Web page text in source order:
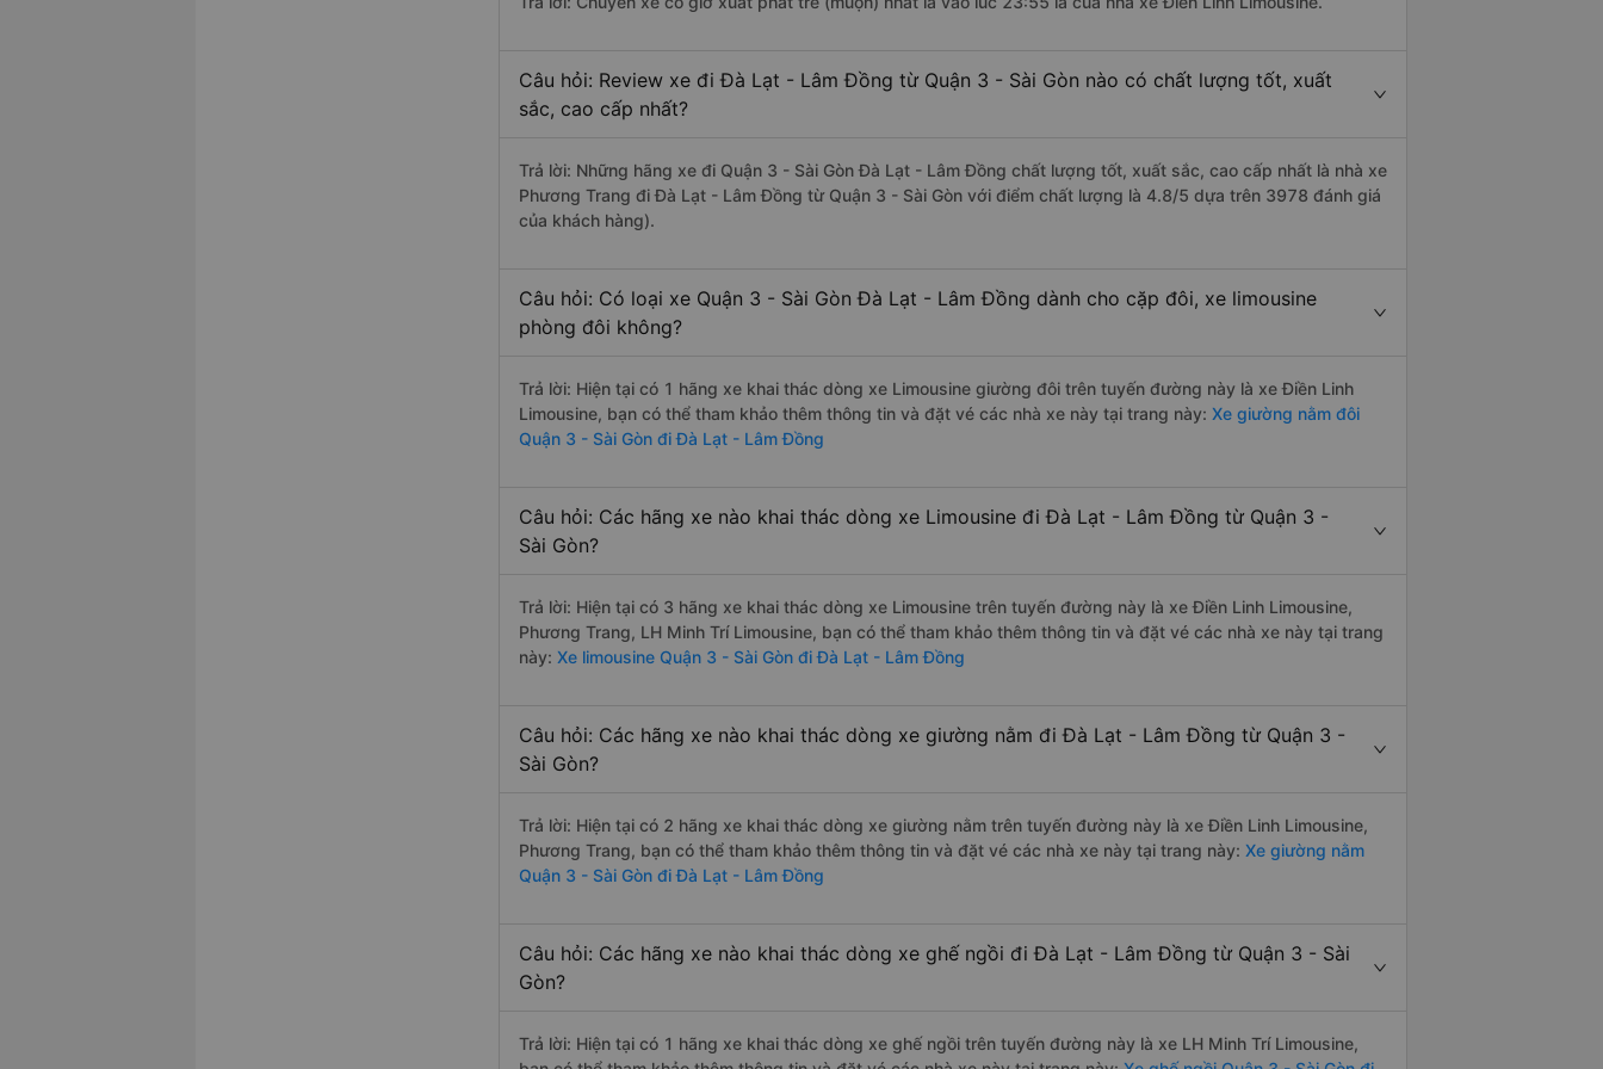
Câu hỏi: Review xe đi Đà Lạt - Lâm Đồng từ Quận 3 - Sài Gòn nào có chất lượng tốt, xuất
sắc, cao cấp nhất?
Trả lời: Những hãng xe đi Quận 3 - Sài Gòn Đà Lạt - Lâm Đồng chất lượng tốt, xuất sắc, cao cấp nhất là nhà xe
Phương Trang đi Đà Lạt - Lâm Đồng từ Quận 3 - Sài Gòn với điểm chất lượng là 4.8/5 dựa trên 3978 đánh giá
của khách hàng).
Câu hỏi: Có loại xe Quận 3 - Sài Gòn Đà Lạt - Lâm Đồng dành cho cặp đôi, xe limousine
phòng đôi không?
Trả lời: Hiện tại có 1 hãng xe khai thác dòng xe Limousine giường đôi trên tuyến đường này là xe Điền Linh
Limousine, bạn có thể tham khảo thêm thông tin và đặt vé các nhà xe này tại trang này: Xe giường nằm đôi
Quận 3 - Sài Gòn đi Đà Lạt - Lâm Đồng
Câu hỏi: Các hãng xe nào khai thác dòng xe Limousine đi Đà Lạt - Lâm Đồng từ Quận 3 -
Sài Gòn?
Trả lời: Hiện tại có 3 hãng xe khai thác dòng xe Limousine trên tuyến đường này là xe Điền Linh Limousine,
Phương Trang, LH Minh Trí Limousine, bạn có thể tham khảo thêm thông tin và đặt vé các nhà xe này tại trang
này: Xe limousine Quận 3 - Sài Gòn đi Đà Lạt - Lâm Đồng
Câu hỏi: Các hãng xe nào khai thác dòng xe giường nằm đi Đà Lạt - Lâm Đồng từ Quận 3 -
Sài Gòn?
Trả lời: Hiện tại có 2 hãng xe khai thác dòng xe giường nằm trên tuyến đường này là xe Điền Linh Limousine,
Phương Trang, bạn có thể tham khảo thêm thông tin và đặt vé các nhà xe này tại trang này: Xe giường nằm
Quận 3 - Sài Gòn đi Đà Lạt - Lâm Đồng
Câu hỏi: Các hãng xe nào khai thác dòng xe ghế ngồi đi Đà Lạt - Lâm Đồng từ Quận 3 - Sài
Gòn?
Trả lời: Hiện tại có 1 hãng xe khai thác dòng xe ghế ngồi trên tuyến đường này là xe LH Minh Trí Limousine,